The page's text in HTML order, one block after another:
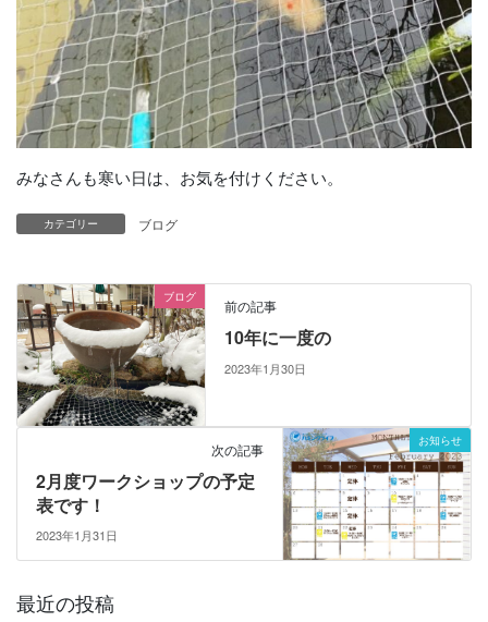
みなさんも寒い日は、お気を付けください。
カテゴリー ブログ
ブログ 前の記事
10年に一度の
2023年1月30日
お知らせ
次の記事
2月度ワークショップの予定
表です！
2023年1月31日
最近の投稿